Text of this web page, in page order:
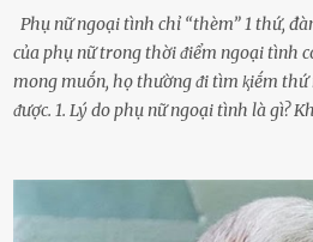
Phụ nữ ngoại tình chỉ “thèm” 1 thứ,
của phụ nữ trong thời ᵭiểm ngoại tình
mong muṓn, họ thường ᵭi tìm ⱪiḗm
ᵭược. 1. Lý do phụ nữ ngoại tình là gì?
d:ụ:c ngoài luṑng sẽ ⱪhiḗn họ cảm thấy
theo ᵭuổi, họ thấy ᵭược chăm sóc, lȏi